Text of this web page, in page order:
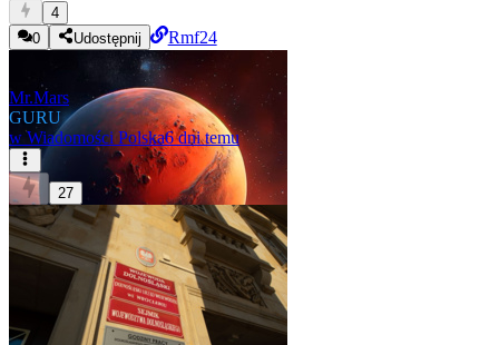
4
0
Udostępnij Rmf24
Mr.Mars
GURU
w Wiadomości Polska6 dni temu
27